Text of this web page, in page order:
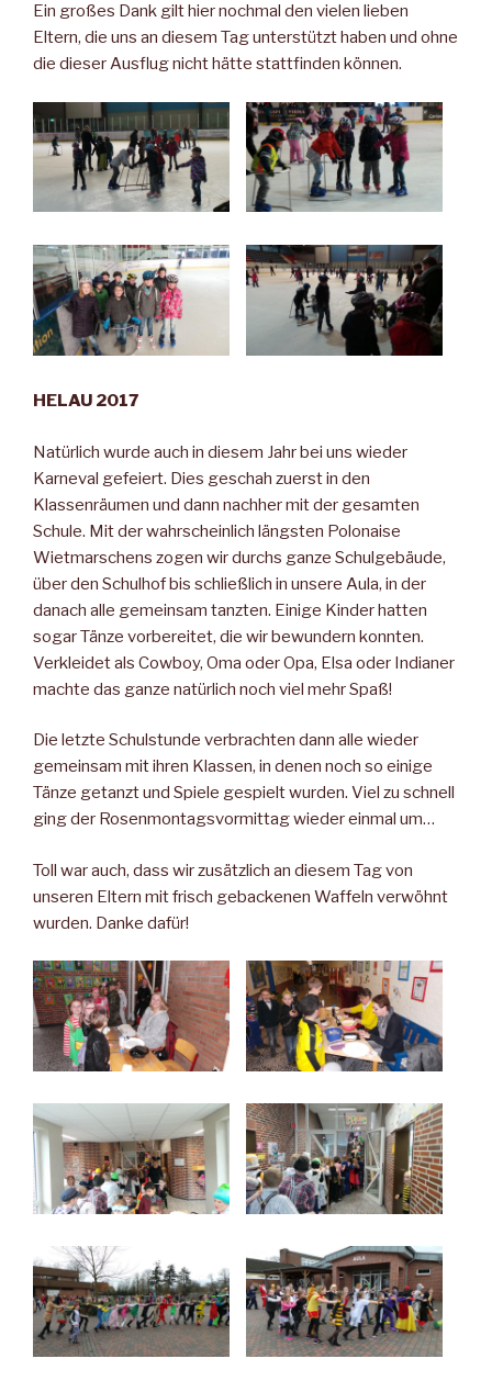
Ein großes Dank gilt hier nochmal den vielen lieben
Eltern, die uns an diesem Tag unterstützt haben und ohne
die dieser Ausflug nicht hätte stattfinden können.
HELAU 2017
Natürlich wurde auch in diesem Jahr bei uns wieder
Karneval gefeiert. Dies geschah zuerst in den
Klassenräumen und dann nachher mit der gesamten
Schule. Mit der wahrscheinlich längsten Polonaise
Wietmarschens zogen wir durchs ganze Schulgebäude,
über den Schulhof bis schließlich in unsere Aula, in der
danach alle gemeinsam tanzten. Einige Kinder hatten
sogar Tänze vorbereitet, die wir bewundern konnten.
Verkleidet als Cowboy, Oma oder Opa, Elsa oder Indianer
machte das ganze natürlich noch viel mehr Spaß!
Die letzte Schulstunde verbrachten dann alle wieder
gemeinsam mit ihren Klassen, in denen noch so einige
Tänze getanzt und Spiele gespielt wurden. Viel zu schnell
ging der Rosenmontagsvormittag wieder einmal um…
Toll war auch, dass wir zusätzlich an diesem Tag von
unseren Eltern mit frisch gebackenen Waffeln verwöhnt
wurden. Danke dafür!